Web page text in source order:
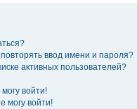
ввод имени и пароля?
активных пользователей?
войти!
могу войти!